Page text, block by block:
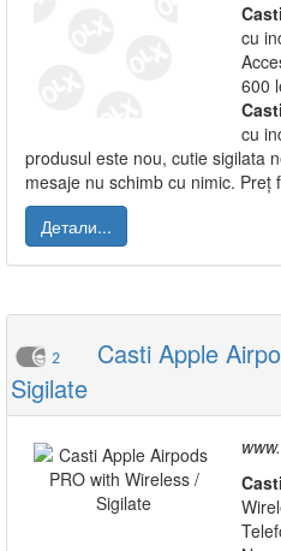
Casti
cu
600
Casti
cu
produsul este nou, cutie sigilata
mesaje nu schimb cu nimic. Preț
Детали...
2
Casti Apple
Sigilate
Casti